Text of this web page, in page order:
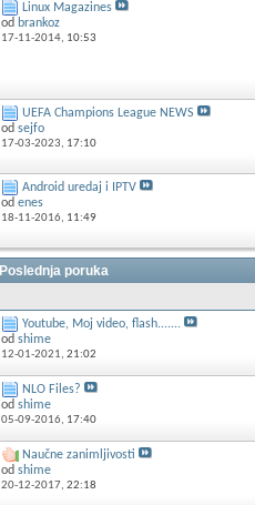
Linux Magazines
od brankoz
17-11-2014, 10:53
UEFA Champions League NEWS
od sejfo
17-03-2023, 17:10
Android uredaj i IPTV
od enes
18-11-2016, 11:49
Poslednja poruka
Youtube, Moj video, flash.......
od shime
12-01-2021, 21:02
NLO Files?
od shime
05-09-2016, 17:40
Naučne zanimljivosti
od shime
20-12-2017, 22:18